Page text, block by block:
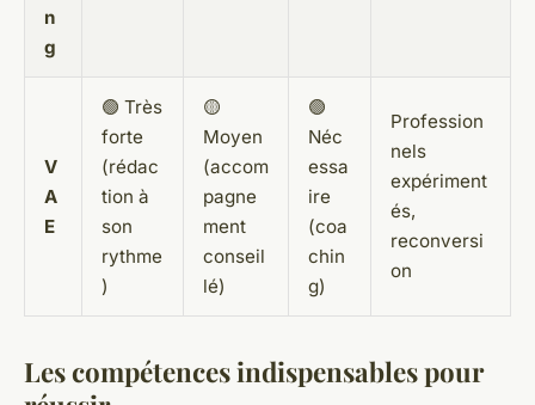
n
g
V
A
E
🟢 Très
forte
(rédac
tion à
son
rythme
)
🟡
Moyen
(accom
pagne
ment
conseil
lé)
🟢
Néc
essa
ire
(coa
chin
g)
Profession
nels
expériment
és,
reconversi
on
Les compétences indispensables pour